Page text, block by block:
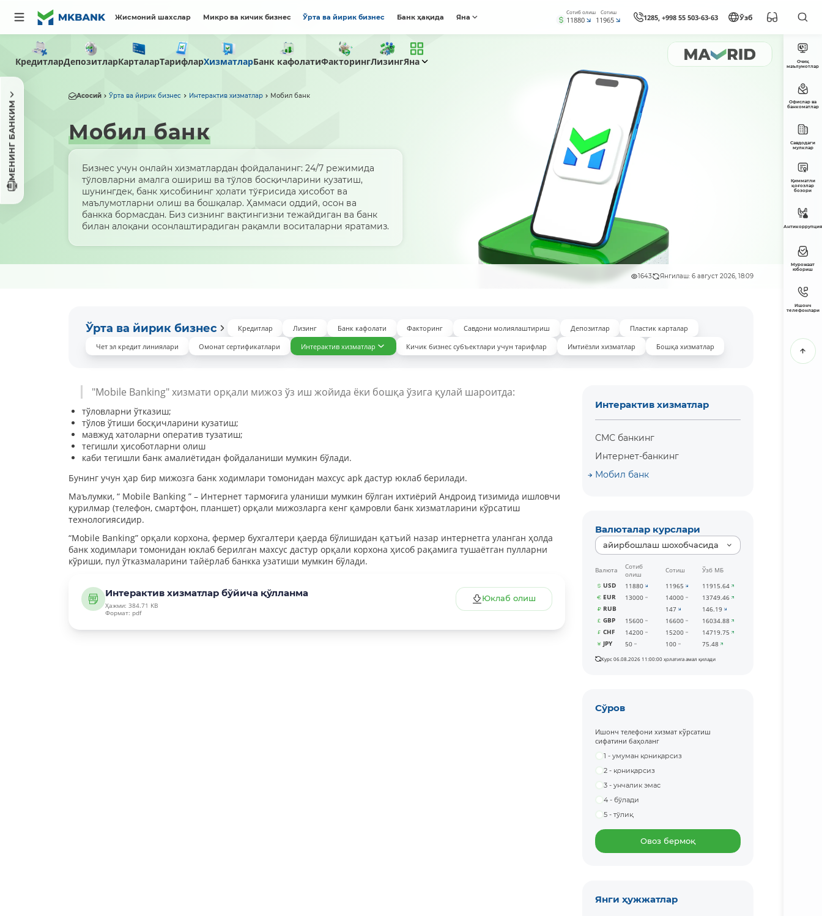
Жисмоний шахслар Микро ва кичик бизнес Ўрта ва йирик бизнес Банк ҳақида Яна
Сотиб олиш
11880
Сотиш
11965 1285, +998 55 503-63-63 Ўзб
МЕНИНГ БАНКИМ
КредитларДепозитларКарталарТарифларХизматларБанк кафолатиФакторингЛизингЯна
Асосий Ўрта ва йирик бизнес Интерактив хизматлар Мобил банк
Мобил банк
Бизнес учун онлайн хизматлардан фойдаланинг: 24/7 режимида
тўловларни амалга ошириш ва тўлов босқичларини кузатиш,
шунингдек, банк ҳисобининг ҳолати тўғрисида ҳисобот ва
маълумотларни олиш ва бошқалар. Ҳаммаси оддий, осон ва
банкка бормасдан. Биз сизнинг вақтингизни тежайдиган ва банк
билан алоқани осонлаштирадиган рақамли воситаларни яратамиз.
1643 Янгилаш: 6 август 2026, 18:09
Ўрта ва йирик бизнес Кредитлар Лизинг Банк кафолати Факторинг Савдони молиялаштириш Депозитлар
Пластик карталар
Чет эл кредит линиялари
Омонат сертификатлари Интерактив хизматлар Кичик бизнес субъектлари учун тарифлар Имтиёзли хизматлар Бошқа хизматлар
"Mobile Banking" хизмати орқали мижоз ўз иш жойида ёки бошқа ўзига қулай шароитда:
тўловларни ўтказиш;
тўлов ўтиши босқичларини кузатиш;
мавжуд хатоларни оператив тузатиш;
тегишли ҳисоботларни олиш
каби тегишли банк амалиётидан фойдаланиши мумкин бўлади.
Бунинг учун ҳар бир мижозга банк ходимлари томонидан махсус apk дастур юклаб берилади.
Маълумки, “ Mobile Banking ” – Интернет тармоғига уланиши мумкин бўлган ихтиёрий Aндроид тизимида ишловчи
қурилмар (телефон, смартфон, планшет) орқали мижозларга кенг қамровли банк хизматларини кўрсатиш
технологиясидир.
“Mobile Banking” орқали корхона, фермер бухгалтери қаерда бўлишидан қатъий назар интернетга уланган ҳолда
банк ходимлари томонидан юклаб берилган махсус дастур орқали корхона ҳисоб рақамига тушаётган пулларни
кўриши, пул ўтказмаларини тайёрлаб банкка узатиши мумкин бўлади.
Интерактив хизматлар бўйича қўлланма
Ҳажми: 384.71 KB
Формат: pdf
Юклаб олиш
Интерактив хизматлар
СМС банкинг
Интернет-банкинг
Мобил банк
Валюталар курслари
айирбошлаш шохобчасида
Валюта
Сотиб
олиш
Сотиш
Ўзб МБ
USD
11880 11965
11915.64
EUR
13000 14000
13749.46
RUB
147
146.19
GBP
15600 16600
16034.88
CHF
14200 15200
14719.75
JPY
50 100 75.48
Курс 06.08.2026 11:00:00 ҳолатига амал қилади
Сўров
Ишонч телефони хизмат кўрсатиш
сифатини баҳоланг
1 - умуман қониқарсиз
2 - қониқарсиз
3 - унчалик эмас
4 - бўлади
5 - тўлиқ
Овоз бермоқ
Янги ҳужжатлар
Очиқ
маълумотлар
Офислар ва
банкоматлар
Савдодаги
мулклар
Қимматли
қоғозлар
бозори
Антикоррупция
Мурожаат
юбориш
Ишонч
телефонлари